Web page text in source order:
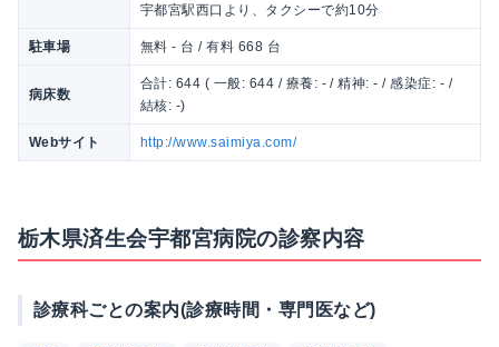
宇都宮駅西口より、タクシーで約10分
駐車場 無料 - 台 / 有料 668 台
病床数
合計: 644 ( 一般: 644 / 療養: - / 精神: - / 感染症: - /
結核: -)
Webサイト http://www.saimiya.com/
栃木県済生会宇都宮病院の診察内容
診療科ごとの案内(診療時間・専門医など)